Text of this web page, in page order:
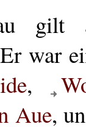
gilt
war
,
Aue,